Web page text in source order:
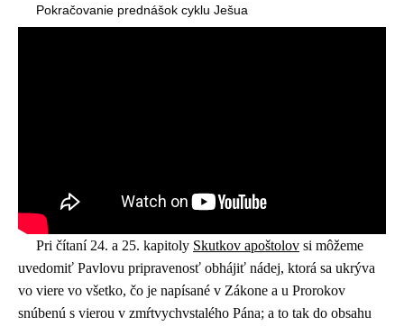
Pokračovanie prednášok cyklu Ješua
Pri čítaní 24. a 25. kapitoly Skutkov apoštolov si môžeme
uvedomiť Pavlovu pripravenosť obhájiť nádej, ktorá sa ukrýva
vo viere vo všetko, čo je napísané v Zákone a u Prorokov
snúbenú s vierou v zmŕtvychvstalého Pána; a to tak do obsahu